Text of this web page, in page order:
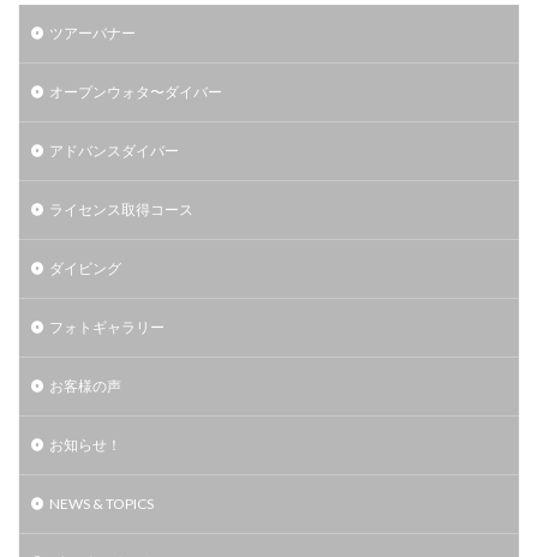
ツアーバナー
オープンウォタ〜ダイバー
アドバンスダイバー
ライセンス取得コース
ダイビング
フォトギャラリー
お客様の声
お知らせ！
NEWS & TOPICS